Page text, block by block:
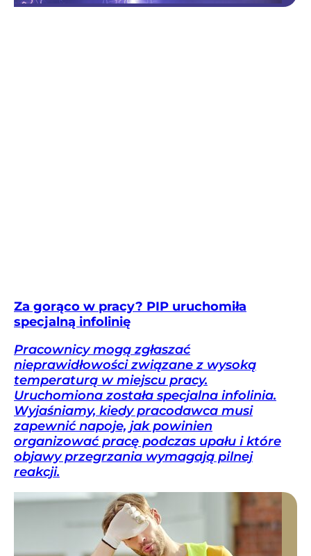
Za gorąco w pracy? PIP uruchomiła
specjalną infolinię
Pracownicy mogą zgłaszać
nieprawidłowości związane z wysoką
temperaturą w miejscu pracy.
Uruchomiona została specjalna infolinia.
Wyjaśniamy, kiedy pracodawca musi
zapewnić napoje, jak powinien
organizować pracę podczas upału i które
objawy przegrzania wymagają pilnej
reakcji.